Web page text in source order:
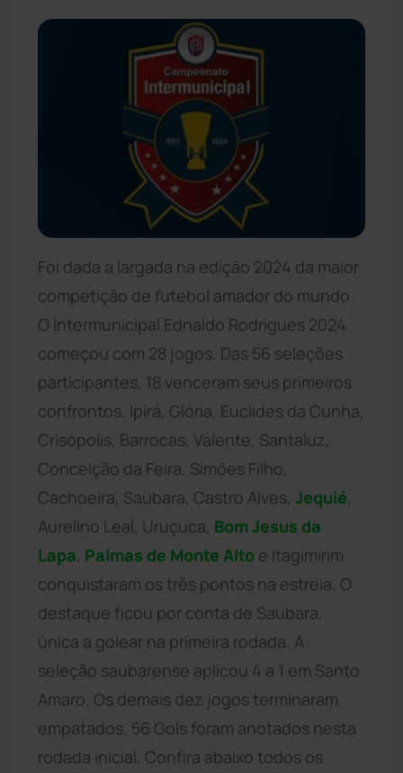
Foi dada a largada na edição 2024 da maior
competição de futebol amador do mundo.
O Intermunicipal Ednaldo Rodrigues 2024
começou com 28 jogos. Das 56 seleções
participantes, 18 venceram seus primeiros
confrontos. Ipirá, Glória, Euclides da Cunha,
Crisópolis, Barrocas, Valente, Santaluz,
Conceição da Feira, Simões Filho,
Cachoeira, Saubara, Castro Alves, Jequié,
Aurelino Leal, Uruçuca, Bom Jesus da
Lapa, Palmas de Monte Alto e Itagimirim
conquistaram os três pontos na estreia. O
destaque ficou por conta de Saubara,
única a golear na primeira rodada. A
seleção saubarense aplicou 4 a 1 em Santo
Amaro. Os demais dez jogos terminaram
empatados. 56 Gols foram anotados nesta
rodada inicial. Confira abaixo todos os